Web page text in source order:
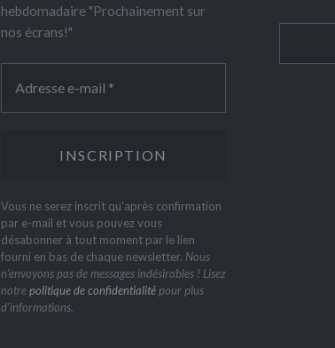
hebdomadaire "Prochainement sur
nos écrans!"
Vous ne serez inscrit qu'après confirmation
par e-mail et vous pouvez vous
désabonner à tout moment par le lien
fourni en bas de chaque newsletter. Nous
n’envoyons pas de messages indésirables ! Lisez
notrepolitique de confidentialitépour plus
d’informations.